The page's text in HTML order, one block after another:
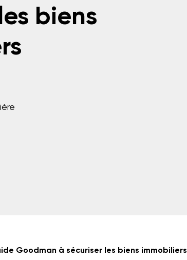
biens
Goodman à sécuriser les biens immobiliers